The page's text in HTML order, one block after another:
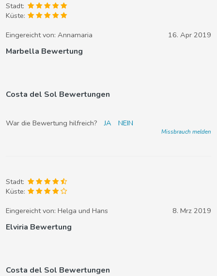
Stadt:
Küste:
Eingereicht von: Annamaria 16. Apr 2019
Marbella Bewertung
Costa del Sol Bewertungen
War die Bewertung hilfreich? JA NEIN
Missbrauch melden
Stadt:
Küste:
Eingereicht von: Helga und Hans 8. Mrz 2019
Elviria Bewertung
Costa del Sol Bewertungen